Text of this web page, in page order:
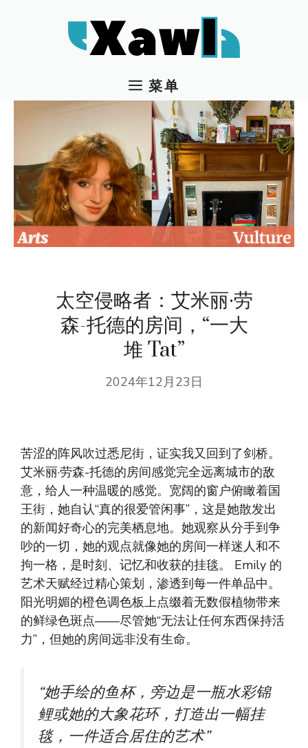
菜单
太空侵略者：艾米丽·劳
森-托德的房间，“一大
堆 Tat”
2024年12月23日
苦涩的阵风吹过悉尼街，证实我又回到了剑桥。
艾米丽·劳森-托德的房间感觉完全远离城市的敌
意，给人一种温暖的感觉。宽阔的窗户俯瞰着国
王街，她自认“真的很爱管闲事”，这是她散发出
的新闻好奇心的完美栖息地。她观察从分手到争
吵的一切，她的观点就像她的房间一样迷人和不
拘一格，是时刻、记忆和收获的挂毯。 Emily 的
艺术天赋经过精心策划，渗透到每一件单品中。
阳光明媚的橙色调色板上点缀着无数假植物带来
的鲜绿色斑点——尽管她“无法让任何东西保持活
力”，但她的房间远非没有生命。
“她手绘的鱼杯，旁边是一瓶水彩锦
鲤或她的大象花环，打造出一幅挂
毯，一件适合居住的艺术”